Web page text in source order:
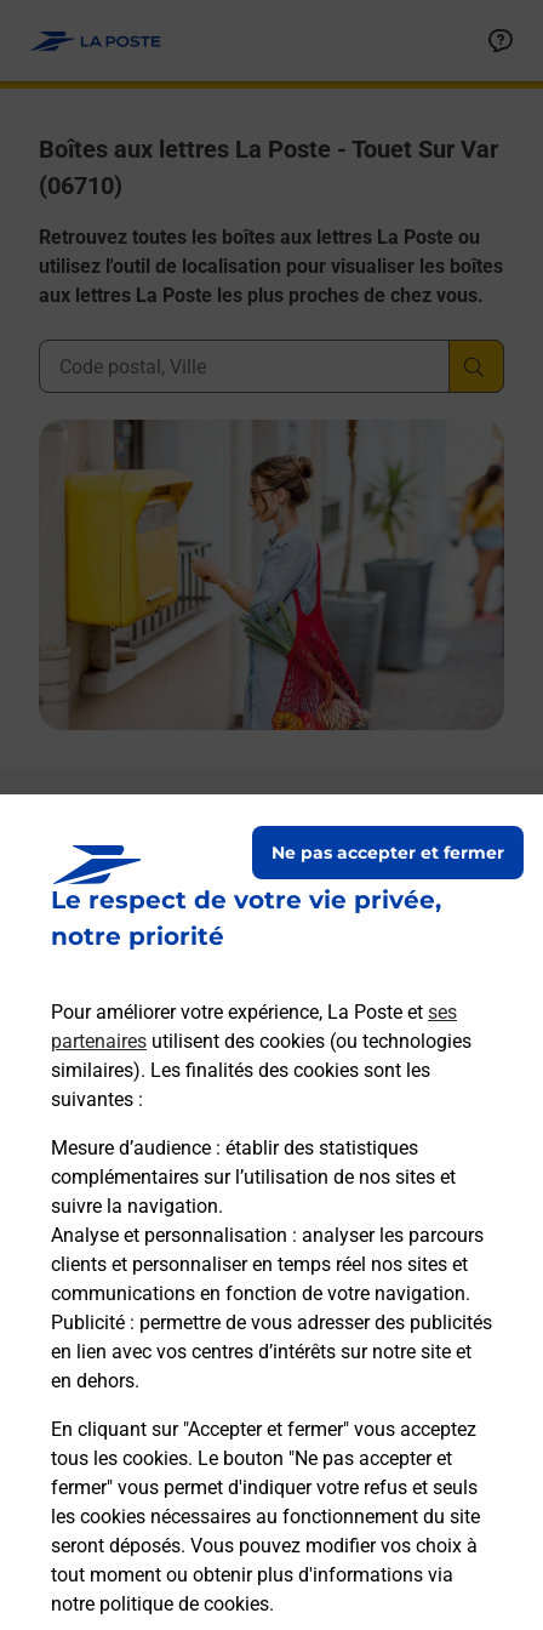
Le respect de votre vie privée,
notre priorité
Pour améliorer votre expérience, La Poste et ses
partenaires utilisent des cookies (ou technologies
similaires). Les finalités des cookies sont les
suivantes :
Mesure d’audience : établir des statistiques
complémentaires sur l’utilisation de nos sites et
suivre la navigation.
Analyse et personnalisation : analyser les parcours
clients et personnaliser en temps réel nos sites et
communications en fonction de votre navigation.
Publicité : permettre de vous adresser des publicités
en lien avec vos centres d’intérêts sur notre site et
en dehors.
En cliquant sur "Accepter et fermer" vous acceptez
tous les cookies. Le bouton "Ne pas accepter et
fermer" vous permet d'indiquer votre refus et seuls
les cookies nécessaires au fonctionnement du site
seront déposés. Vous pouvez modifier vos choix à
tout moment ou obtenir plus d'informations via
notre politique de cookies.
Ne pas accepter et fermer
Boîtes aux lettres La Poste - Touet Sur Var
(06710)
Retrouvez toutes les boîtes aux lettres La Poste ou
utilisez l'outil de localisation pour visualiser les boîtes
aux lettres La Poste les plus proches de chez vous.
Ville, Département, Code Postal
Boîte aux lettres La Poste
Prochaine collecte du courriervendredià
09h00
06710
Touet Sur Var
Itinéraire
Boîte aux lettres La Poste
Prochaine collecte du courrier
09h00
4300 Avenue Du General De Gaulle
06710
Touet Sur Var
Itinéraire
Localiser Liste Boîtes aux lettres
Alpes-Maritimes
Touet Sur Var